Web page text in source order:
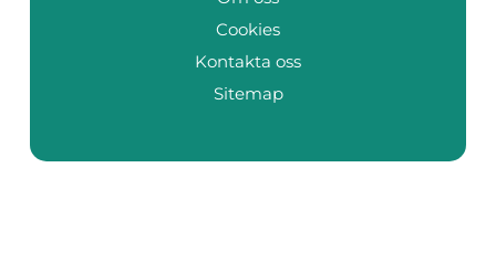
Cookies
Kontakta oss
Sitemap